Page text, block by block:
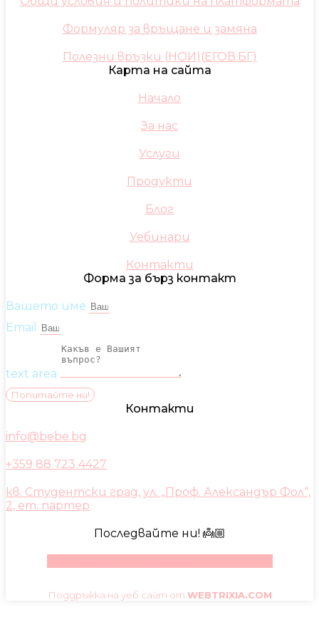
Формуляр за връщане и замяна
Полезни връзки (НОИ)(ЕГОВ.БГ)
Карта на сайта
Начало
За нас
Услуги
Продукти
Блог
Уебинари
Контакти
Форма за бърз контакт
Вашето име
Email
text area
Попитайте ни!
Контакти
info@bebe.bg
+359 88 723 4427
кв. Студентски град, ул. „Проф. Александър Фол“,
2, ет. партер
Последвайте ни! 👼🏼
Поддръжка на уеб сайт от WEBTRIXIA.COM